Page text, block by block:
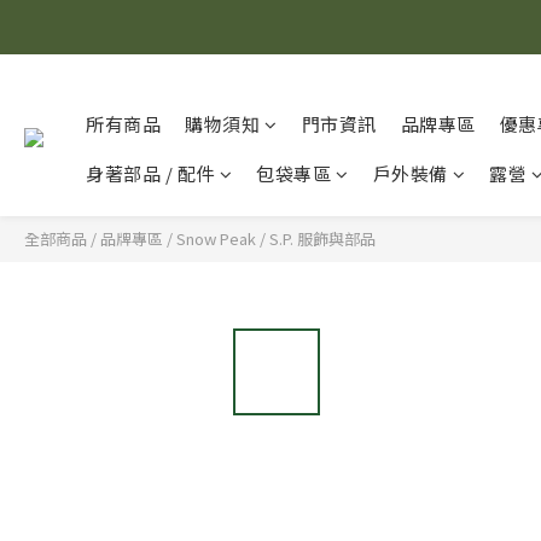
所有商品 購物須知 門市資訊 品牌專區
優
身著部品 / 配件
包袋專區 戶外裝備 露營
全部商品 / 品牌專區 /Snow Peak /S.P. 服飾與部品